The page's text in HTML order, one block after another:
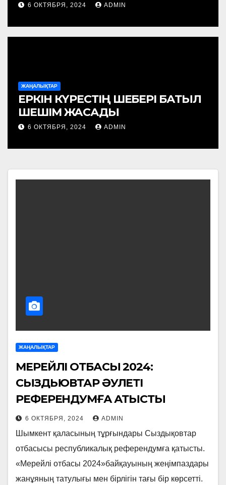
РЕФЕРЕНДУМҒА ҚАТЫСТЫ
6 ОКТЯБРЯ, 2024 ADMIN
ЖАҢАЛЫҚТАР
ЕРКІН КҮРЕСТІҢ ШЕБЕРІ БАТЫЛ
ШЕШІМ ЖАСАДЫ
6 ОКТЯБРЯ, 2024 ADMIN
ЖАҢАЛЫҚТАР
МЕРЕЙЛІ ОТБАСЫ 2024:
СЫЗДЫҚОВТАР ӘУЛЕТІ
РЕФЕРЕНДУМҒА ҚАТЫСТЫ
6 ОКТЯБРЯ, 2024 ADMIN
Шымкент қаласының тұрғындары Сыздықовтар
отбасысы республикалық референдумға қатысты.
«Мерейлі отбасы 2024»байқауының жеңімпаздары
жанұяның татулығы мен бірлігін тағы бір көрсетті.